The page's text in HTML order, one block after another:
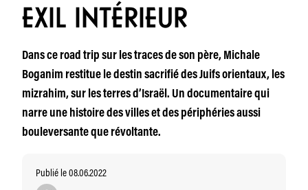
EXIL INTÉRIEUR
Dans ce road trip sur les traces de son père, Michale
Boganim restitue le destin sacrifié des Juifs orientaux, les
mizrahim, sur les terres d’Israël. Un documentaire qui
narre une histoire des villes et des périphéries aussi
bouleversante que révoltante.
Publié le 08.06.2022